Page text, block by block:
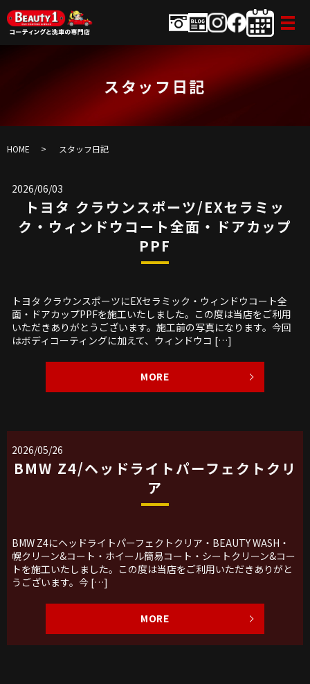
スタッフ日記
HOME スタッフ日記
2026/06/03
トヨタ クラウンスポーツ/EXセラミッ
ク・ウィンドウコート全面・ドアカップ
PPF
トヨタ クラウンスポーツにEXセラミック・ウィンドウコート全
面・ドアカップPPFを施工いたしました。この度は当店をご利用
いただきありがとうございます。施工前の写真になります。今回
はボディコーティングに加えて、ウィンドウコ […]
MORE
2026/05/26
BMW Z4/ヘッドライトパーフェクトクリ
ア
BMW Z4にヘッドライトパーフェクトクリア・BEAUTY WASH・
幌クリーン&コート・ホイール簡易コート・シートクリーン&コー
トを施工いたしました。この度は当店をご利用いただきありがと
うございます。今 […]
MORE